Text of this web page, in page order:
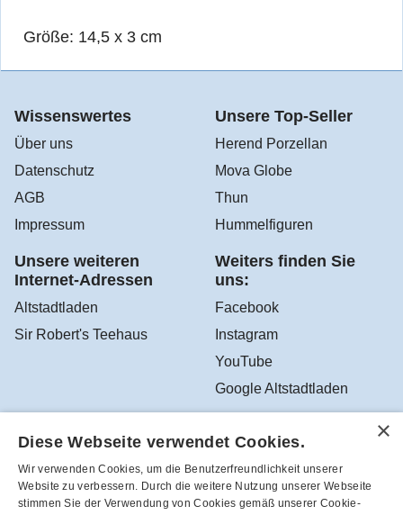
Größe: 14,5 x 3 cm
Wissenswertes
Über uns
Datenschutz
AGB
Impressum
Unsere Top-Seller
Herend Porzellan
Mova Globe
Thun
Hummelfiguren
Unsere weiteren
Internet-Adressen
Altstadtladen
Sir Robert's Teehaus
Weiters finden Sie
uns:
Facebook
Instagram
YouTube
Google Altstadtladen
Altstadtladen in Feldbach, Österreich - Tel.-Nr.:
+43(3152)4208
Diese Webseite verwendet Cookies.
Wir verwenden Cookies, um die Benutzerfreundlichkeit unserer
Website zu verbessern. Durch die weitere Nutzung unserer Webseite
stimmen Sie der Verwendung von Cookies gemäß unserer Cookie-